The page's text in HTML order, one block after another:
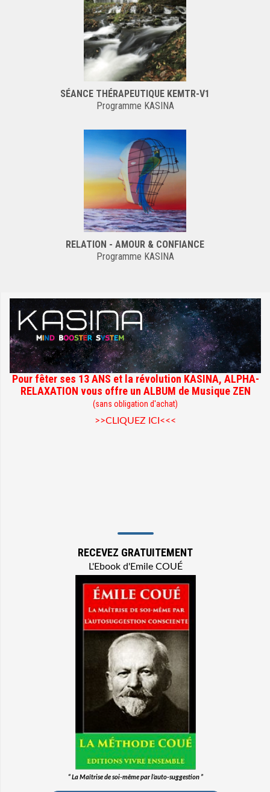
SÉANCE THÉRAPEUTIQUE KEMTR-V1
Programme KASINA
RELATION - AMOUR & CONFIANCE
Programme KASINA
Pour fêter ses 13 ANS et la révolution KASINA, ALPHA-
RELAXATION vous offre un ALBUM de Musique ZEN
(sans obligation d'achat)
>>CLIQUEZ ICI<<<
RECEVEZ GRATUITEMENT
L'Ebook d'Emile COUÉ
“ La Maîtrise de soi-même par l’auto-suggestion ”